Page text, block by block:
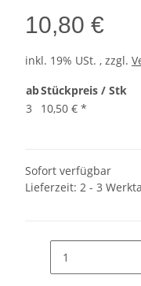
10,80 €
inkl. 19% USt. , zzgl.
abStückpreis / Stk
3
10,50 € *
Sofort verfügbar
Lieferzeit: 2 - 3